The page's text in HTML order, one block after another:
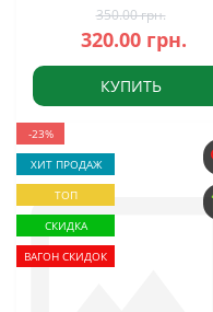
350.00 грн.
320.00 грн.
КУПИТЬ
-23%
ХИТ ПРОДАЖ
ТОП
СКИДКА
ВАГОН СКИДОК